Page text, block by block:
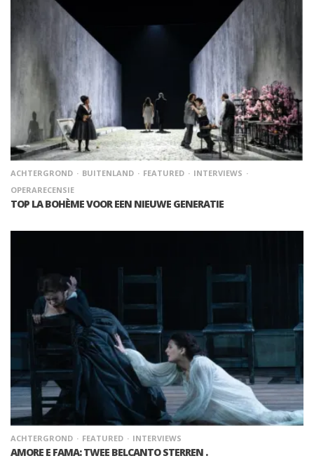
ACHTERGROND BUITENLAND FEATURED
INTERVIEWS
OPERARECENSIE
TOP LA BOHÈME VOOR EEN NIEUWE GENERATIE
ACHTERGROND FEATURED INTERVIEWS
AMORE E FAMA: TWEE BELCANTO STERREN .